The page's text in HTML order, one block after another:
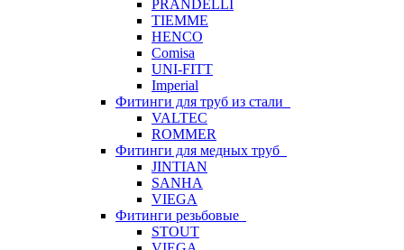
PRANDELLI
TIEMME
HENCO
Comisa
UNI-FITT
Imperial
Фитинги для труб из стали
VALTEC
ROMMER
Фитинги для медных труб
JINTIAN
SANHA
VIEGA
Фитинги резьбовые
STOUT